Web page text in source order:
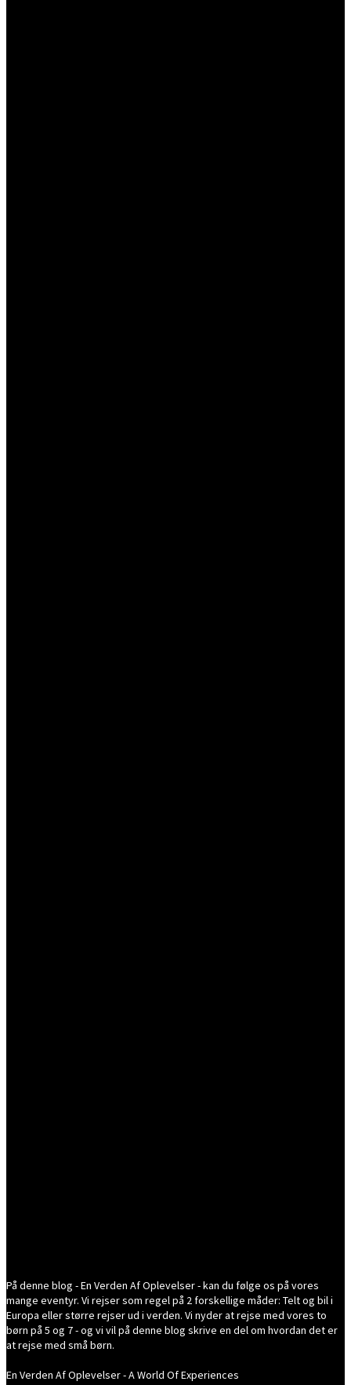
På denne blog - En Verden Af Oplevelser - kan du følge os på vores
mange eventyr. Vi rejser som regel på 2 forskellige måder: Telt og bil i
Europa eller større rejser ud i verden. Vi nyder at rejse med vores to
børn på 5 og 7 - og vi vil på denne blog skrive en del om hvordan det er
at rejse med små børn.
En Verden Af Oplevelser - A World Of Experiences